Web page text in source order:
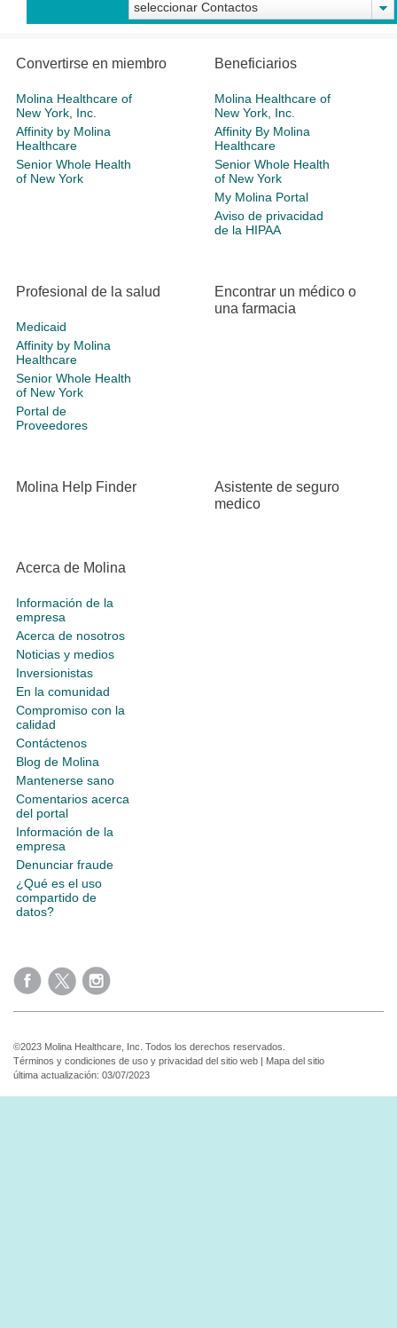
seleccionar Contactos
Convertirse en miembro
Molina Healthcare of
New York, Inc.
Affinity by Molina
Healthcare
Senior Whole Health
of New York
Beneficiarios
Molina Healthcare of
New York, Inc.
Affinity By Molina
Healthcare
Senior Whole Health
of New York
My Molina Portal
Aviso de privacidad
de la HIPAA
Profesional de la salud
Medicaid
Affinity by Molina
Healthcare
Senior Whole Health
of New York
Portal de
Proveedores
Encontrar un médico o
una farmacia
Molina Help Finder
Asistente de seguro
medico
Acerca de Molina
Información de la
empresa
Acerca de nosotros
Noticias y medios
Inversionistas
En la comunidad
Compromiso con la
calidad
Contáctenos
Blog de Molina
Mantenerse sano
Comentarios acerca
del portal
Información de la
empresa
Denunciar fraude
¿Qué es el uso
compartido de
datos?
©2023 Molina Healthcare, Inc. Todos los derechos reservados.
Términos y condiciones de uso y privacidad del sitio web
Mapa del sitio
última actualización: 03/07/2023